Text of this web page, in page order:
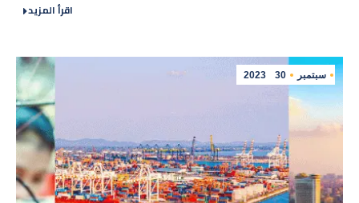
اقرأ المزيد
سبتمبر 30
2023